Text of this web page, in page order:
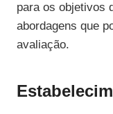
para os objetivos
abordagens que
avaliação.